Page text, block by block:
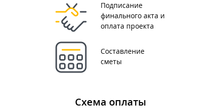
Подписание
финального акта и
оплата проекта
Составление
сметы
Схема оплаты